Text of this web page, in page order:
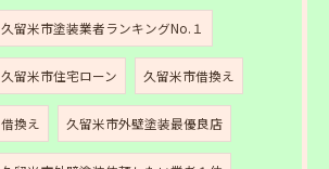
久留米市塗装業者ランキングNo.１
久留米市住宅ローン 久留米市借換え
借換え 久留米市外壁塗装最優良店